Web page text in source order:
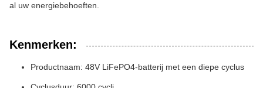
al uw energiebehoeften.
Kenmerken:
Productnaam: 48V LiFePO4-batterij met een diepe cyclus